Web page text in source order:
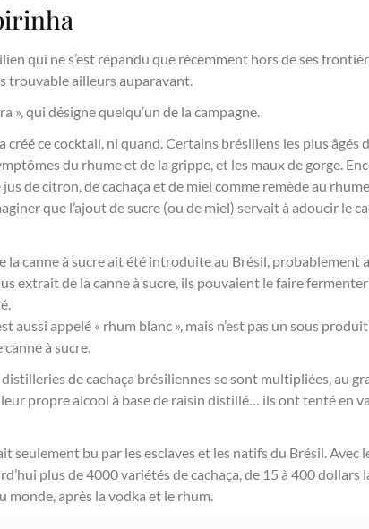
qui ne s’est répandu que récemment hors de ses
trouvable ailleurs auparavant.
», qui désigne quelqu’un de la campagne.
créé ce cocktail, ni quand. Certains brésiliens les plus
du rhume et de la grippe, et les maux de gorge.
de citron, de cachaça et de miel comme remède au
que l’ajout de sucre (ou de miel) servait à adoucir le
la canne à sucre ait été introduite au Brésil, probablement
extrait de la canne à sucre, ils pouvaient le faire
aussi appelé « rhum blanc », mais n’est pas un sous
à sucre.
de cachaça brésiliennes se sont multipliées, au
propre alcool à base de raisin distillé… ils ont tenté en
seulement bu par les esclaves et les natifs du Brésil. Avec
plus de 4000 variétés de cachaça, de 15 à 400
monde, après la vodka et le rhum.